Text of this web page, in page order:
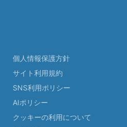
個人情報保護方針
サイト利用規約
SNS利用ポリシー
AIポリシー
クッキーの利用について